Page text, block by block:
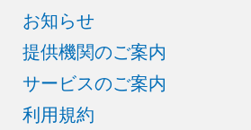
お知らせ
提供機関のご案内
サービスのご案内
利用規約